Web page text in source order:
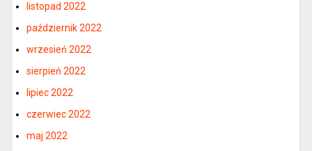
listopad 2022
październik 2022
wrzesień 2022
sierpień 2022
lipiec 2022
czerwiec 2022
maj 2022